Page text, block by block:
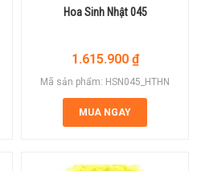
Hoa Sinh Nhật 045
1.615.900 ₫
Mã sản phẩm: HSN045_HTHN
MUA NGAY